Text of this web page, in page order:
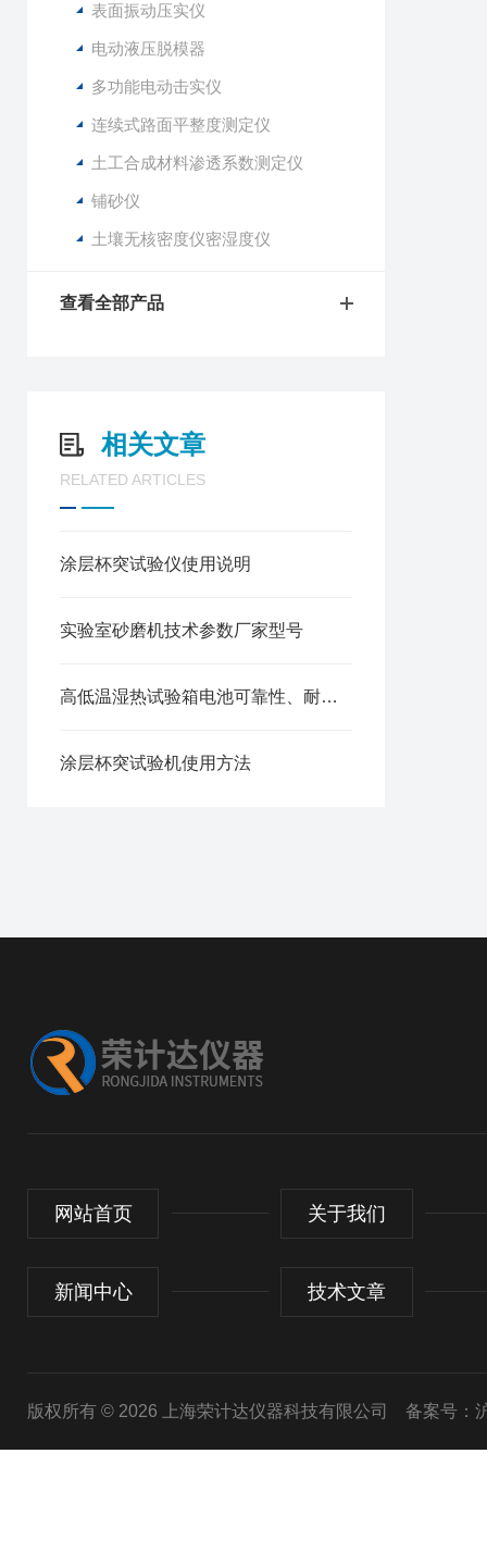
表面振动压实仪
电动液压脱模器
多功能电动击实仪
连续式路面平整度测定仪
土工合成材料渗透系数测定仪
铺砂仪
土壤无核密度仪密湿度仪
查看全部产品
相关文章
RELATED ARTICLES
涂层杯突试验仪使用说明
实验室砂磨机技术参数厂家型号
高低温湿热试验箱电池可靠性、耐久性与稳定性测试方法
涂层杯突试验机使用方法
网站首页 关于我们
新闻中心 技术文章
版权所有 © 2026 上海荣计达仪器科技有限公司 备案号：